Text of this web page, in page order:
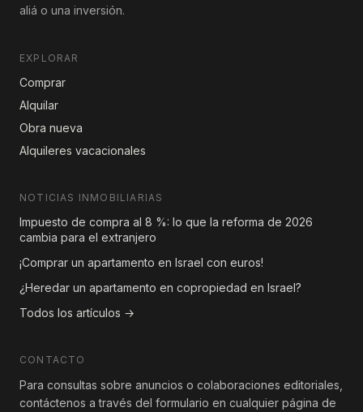
aliá o una inversión.
EXPLORAR
Comprar
Alquilar
Obra nueva
Alquileres vacacionales
NOTICIAS INMOBILIARIAS
Impuesto de compra al 8 %: lo que la reforma de 2026
cambia para el extranjero
¡Comprar un apartamento en Israel con euros!
¿Heredar un apartamento en copropiedad en Israel?
Todos los artículos →
CONTACTO
Para consultas sobre anuncios o colaboraciones editoriales,
contáctenos a través del formulario en cualquier página de